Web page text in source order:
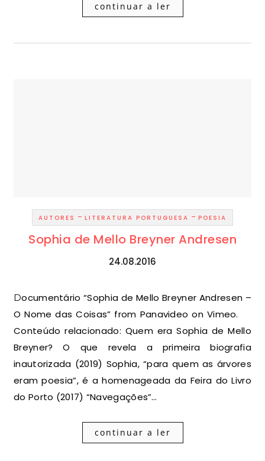
continuar a ler
AUTORES - LITERATURA PORTUGUESA - POESIA
Sophia de Mello Breyner Andresen
24.08.2016
Documentário “Sophia de Mello Breyner Andresen –
O Nome das Coisas” from Panavideo on Vimeo.
Conteúdo relacionado: Quem era Sophia de Mello
Breyner? O que revela a primeira biografia
inautorizada (2019) Sophia, “para quem as árvores
eram poesia”, é a homenageada da Feira do Livro
do Porto (2017) “Navegações”…
continuar a ler